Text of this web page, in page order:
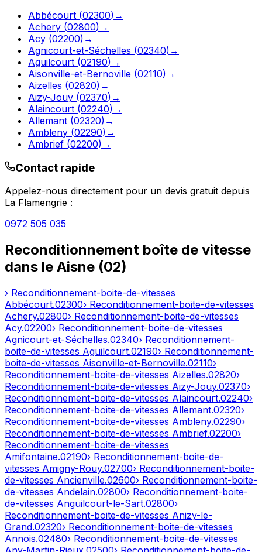
Abbécourt (02300) →
Achery (02800) →
Acy (02200) →
Agnicourt-et-Séchelles (02340) →
Aguilcourt (02190) →
Aisonville-et-Bernoville (02110) →
Aizelles (02820) →
Aizy-Jouy (02370) →
Alaincourt (02240) →
Allemant (02320) →
Ambleny (02290) →
Ambrief (02200) →
Contact rapide
Appelez-nous directement pour un devis gratuit depuis
La Flamengrie :
0972 505 035
Reconditionnement boîte de vitesse
dans le Aisne (02)
› Reconditionnement-boite-de-vitesses
Abbécourt.02300› Reconditionnement-boite-de-vitesses
Achery.02800› Reconditionnement-boite-de-vitesses
Acy.02200› Reconditionnement-boite-de-vitesses
Agnicourt-et-Séchelles.02340› Reconditionnement-
boite-de-vitesses Aguilcourt.02190› Reconditionnement-
boite-de-vitesses Aisonville-et-Bernoville.02110›
Reconditionnement-boite-de-vitesses Aizelles.02820›
Reconditionnement-boite-de-vitesses Aizy-Jouy.02370›
Reconditionnement-boite-de-vitesses Alaincourt.02240›
Reconditionnement-boite-de-vitesses Allemant.02320›
Reconditionnement-boite-de-vitesses Ambleny.02290›
Reconditionnement-boite-de-vitesses Ambrief.02200›
Reconditionnement-boite-de-vitesses
Amifontaine.02190› Reconditionnement-boite-de-
vitesses Amigny-Rouy.02700› Reconditionnement-boite-
de-vitesses Ancienville.02600› Reconditionnement-boite-
de-vitesses Andelain.02800› Reconditionnement-boite-
de-vitesses Anguilcourt-le-Sart.02800›
Reconditionnement-boite-de-vitesses Anizy-le-
Grand.02320› Reconditionnement-boite-de-vitesses
Annois.02480› Reconditionnement-boite-de-vitesses